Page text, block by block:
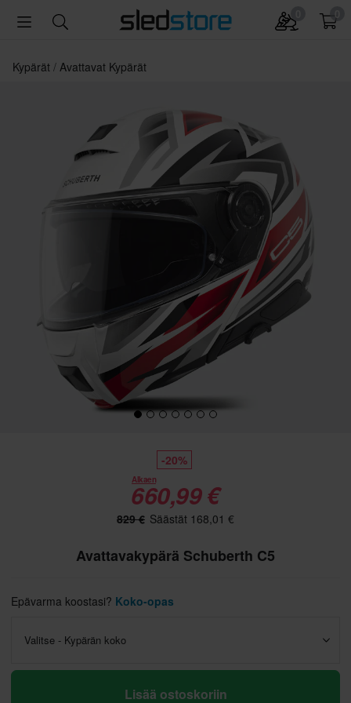
Kypärät Avattavat Kypärät
-20%
Alkaen
660,99 €
829 € Säästät 168,01 €
Avattavakypärä Schuberth C5
Epävarma koostasi? Koko-opas
Valitse - Kypärän koko
Lisää ostoskoriin